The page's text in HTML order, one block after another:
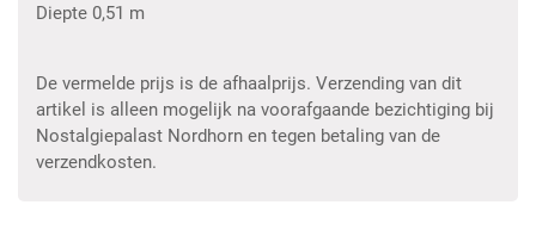
Diepte 0,51 m
De vermelde prijs is de afhaalprijs. Verzending van dit
artikel is alleen mogelijk na voorafgaande bezichtiging bij
Nostalgiepalast Nordhorn en tegen betaling van de
verzendkosten.